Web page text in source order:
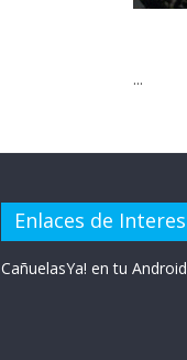
...
Enlaces de Interes
CañuelasYa! en tu Android